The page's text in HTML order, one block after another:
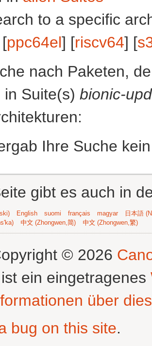
to a specific
ppc64el] [riscv64] [
nach Paketen,
in Suite(s) bionic-
Ihre Suche
gibt es auch in
English suomi français magyar
日本語
中文 (Zhongwen,简) 中文 (Zhongwen,繁)
© 2026
ein eingetragenes
über
bug on this site.